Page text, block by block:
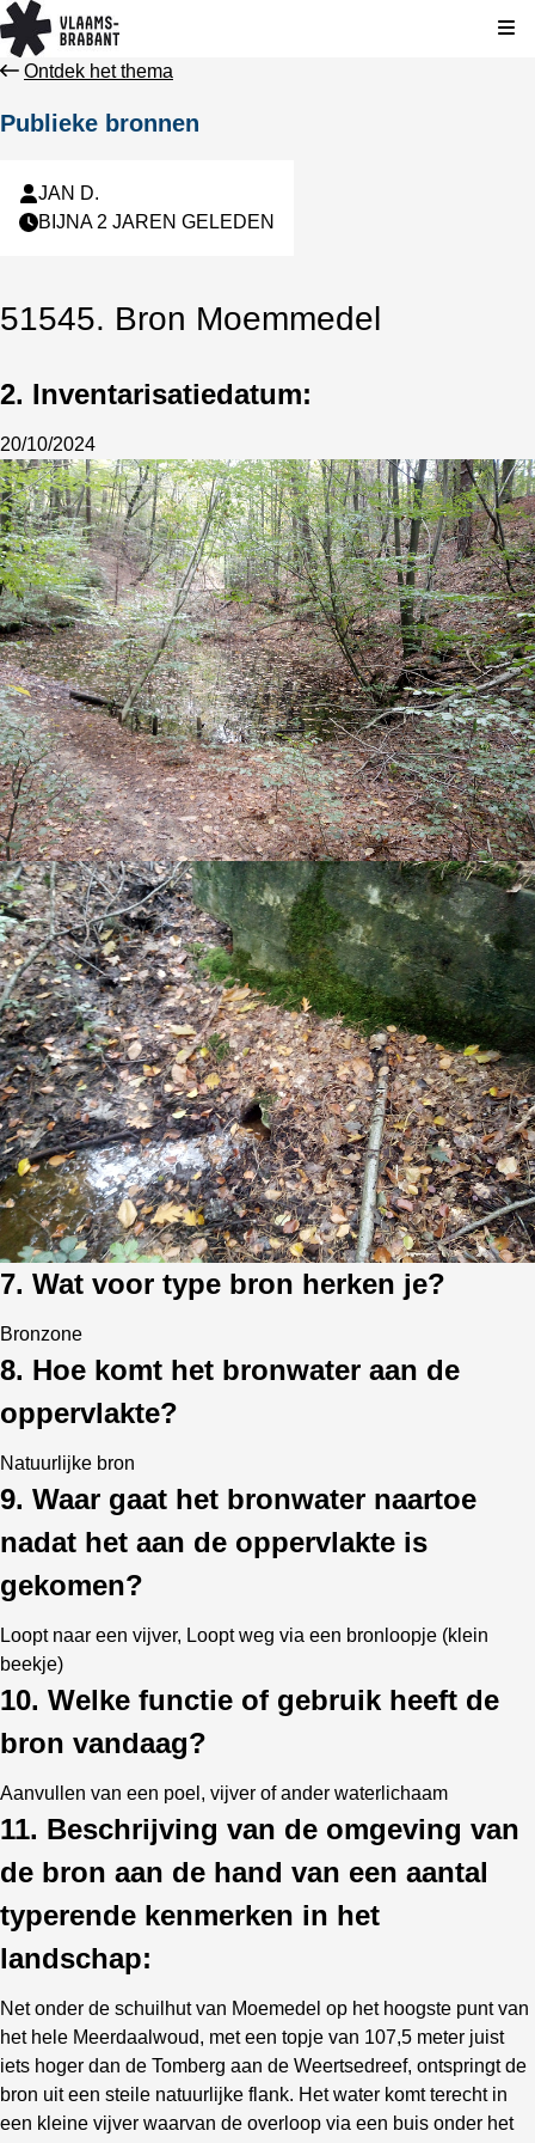
Ontdek het thema
Publieke bronnen
JAN D.
BIJNA 2 JAREN GELEDEN
51545. Bron Moemmedel
2. Inventarisatiedatum:
20/10/2024
7. Wat voor type bron herken je?
Bronzone
8. Hoe komt het bronwater aan de
oppervlakte?
Natuurlijke bron
9. Waar gaat het bronwater naartoe
nadat het aan de oppervlakte is
gekomen?
Loopt naar een vijver, Loopt weg via een bronloopje (klein
beekje)
10. Welke functie of gebruik heeft de
bron vandaag?
Aanvullen van een poel, vijver of ander waterlichaam
11. Beschrijving van de omgeving van
de bron aan de hand van een aantal
typerende kenmerken in het
landschap:
Net onder de schuilhut van Moemedel op het hoogste punt van
het hele Meerdaalwoud, met een topje van 107,5 meter juist
iets hoger dan de Tomberg aan de Weertsedreef, ontspringt de
bron uit een steile natuurlijke flank. Het water komt terecht in
een kleine vijver waarvan de overloop via een buis onder het